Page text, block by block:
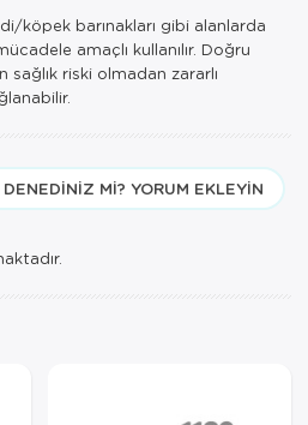
köpek barınakları gibi alanlarda
amaçlı kullanılır. Doğru
sağlık riski olmadan zararlı
MI? YORUM EKLEYIN